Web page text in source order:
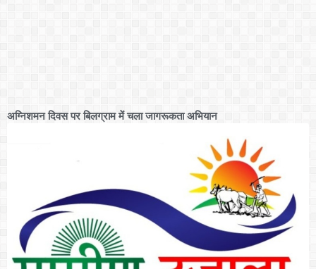
अग्निशमन दिवस पर बिलग्राम में चला जागरूकता अभियान